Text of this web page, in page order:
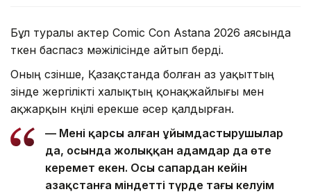
Бұл туралы актер Comic Con Astana 2026 аясында
өткен баспасөз мәжілісінде айтып берді.
Оның сөзінше, Қазақстанда болған аз уақыттың
өзінде жергілікті халықтың қонақжайлығы мен
ақжарқын көңілі ерекше әсер қалдырған.
— Мені қарсы алған ұйымдастырушылар
да, осында жолыққан адамдар да өте
керемет екен. Осы сапардан кейін
Қазақстанға міндетті түрде тағы келуім